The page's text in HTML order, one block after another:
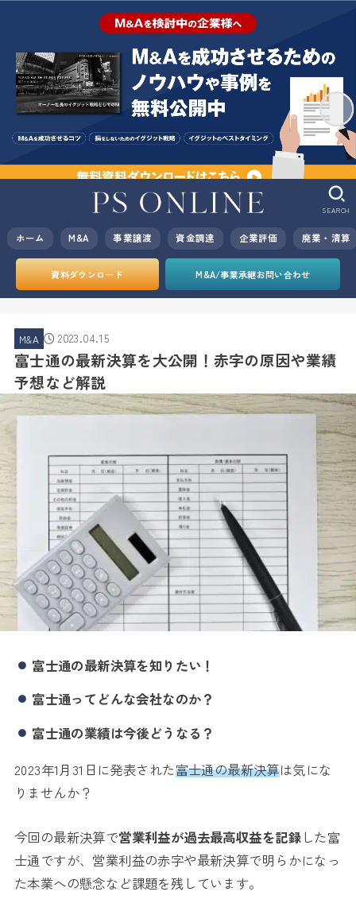
ホーム M&A 事業譲渡 資金調達 企業評価 廃業・清算
SEARCH
資料ダウンロード M&A/事業承継お問い合わせ
M&A 2023.04.15
富士通の最新決算を大公開！赤字の原因や業績
予想など解説
富士通の最新決算を知りたい！
富士通ってどんな会社なのか？
富士通の業績は今後どうなる？
2023年1月31日に発表された富士通の最新決算は気にな
りませんか？
今回の最新決算で営業利益が過去最高収益を記録した富
士通ですが、営業利益の赤字や最新決算で明らかになっ
た本業への懸念など課題を残しています。